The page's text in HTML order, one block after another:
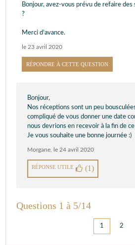
Bonjour, avez-vous prévu de refaire
?
Merci d’avance.
le 23 avril 2020
RÉPONDRE À CETTE QUESTION
Bonjour,
Nos réceptions sont un peu
compliqué de vous donner une date
nous devrions en recevoir à la fin de
Je vous souhaite une bonne journée :)
Morgane le 24 avril 2020
RÉPONSE UTILE (1)
Questions 1 à 5/14
1 2